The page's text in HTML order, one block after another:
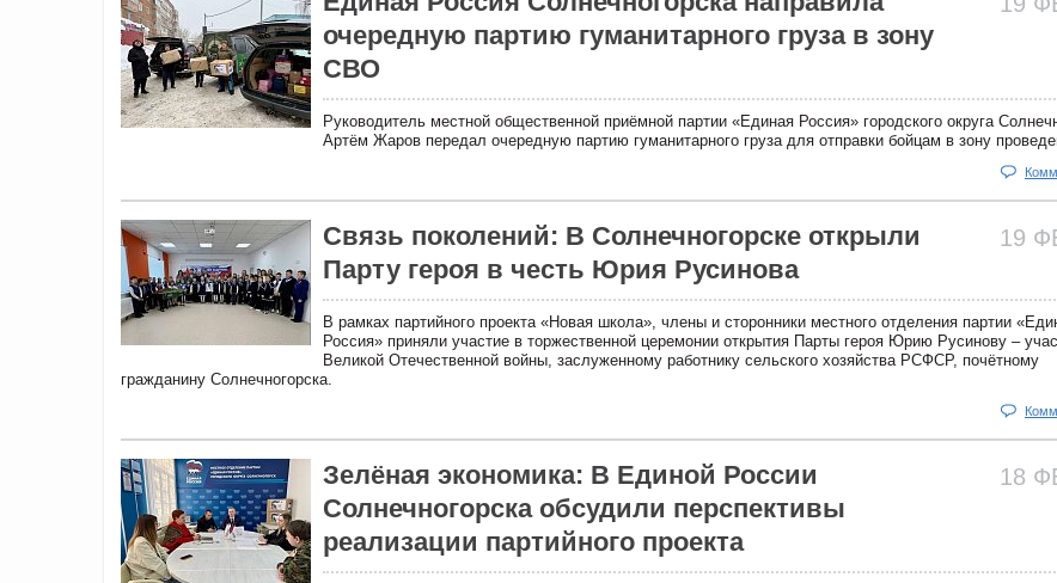
очередную партию гуманитарного груза в зону
СВО
Руководитель местной общественной приёмной партии «Единая Россия» городского округа
Артём Жаров передал очередную партию гуманитарного груза для отправки бойцам в зону
19
Связь поколений: В Солнечногорске открыли
Парту героя в честь Юрия Русинова
В рамках партийного проекта «Новая школа», члены и сторонники местного отделения партии
Россия» приняли участие в торжественной церемонии открытия Парты героя Юрию Русинову –
Великой Отечественной войны, заслуженному работнику сельского хозяйства РСФСР, почётному
гражданину Солнечногорска.
18
Зелёная экономика: В Единой России
Солнечногорска обсудили перспективы
реализации партийного проекта